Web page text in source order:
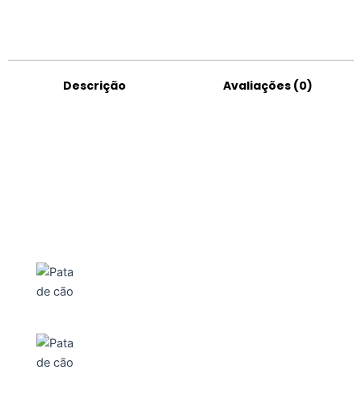
Descrição Avaliações (0)